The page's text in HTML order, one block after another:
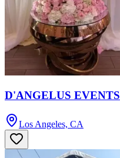
D'ANGELUS EVENTS
Los Angeles, CA